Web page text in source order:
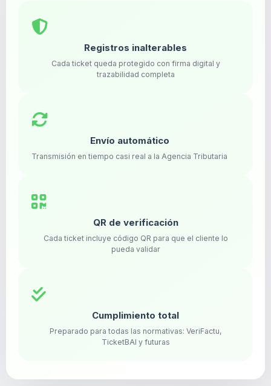
Registros inalterables
Cada ticket queda protegido con firma digital y
trazabilidad completa
Envío automático
Transmisión en tiempo casi real a la Agencia Tributaria
QR de verificación
Cada ticket incluye código QR para que el cliente lo
pueda validar
Cumplimiento total
Preparado para todas las normativas: VeriFactu,
TicketBAI y futuras